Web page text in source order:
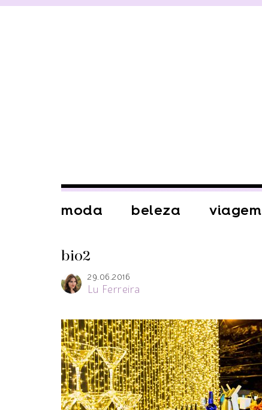
moda beleza viagem
bio2
29.06.2016
Lu Ferreira